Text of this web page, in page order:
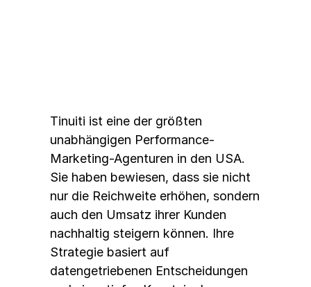
Tinuiti ist eine der größten
unabhängigen Performance-
Marketing-Agenturen in den USA.
Sie haben bewiesen, dass sie nicht
nur die Reichweite erhöhen, sondern
auch den Umsatz ihrer Kunden
nachhaltig steigern können. Ihre
Strategie basiert auf
datengetriebenen Entscheidungen